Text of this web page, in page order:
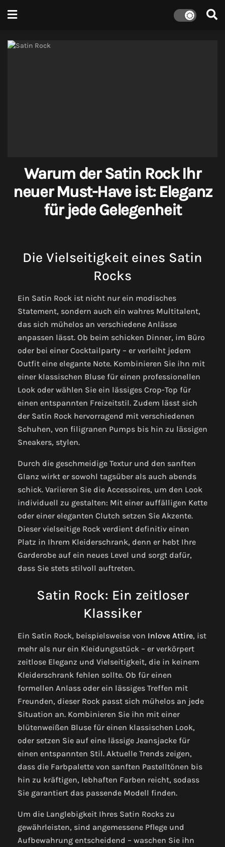
Warum der Satin Rock Ihr
neuer Must-Have ist: Eleganz
für jede Gelegenheit
Die Vielseitigkeit eines Satin
Rocks
Ein Satin Rock ist nicht nur ein modisches
Statement, sondern auch ein wahres Multitalent,
das sich mühelos an verschiedene Anlässe
anpassen lässt. Ob beim schicken Dinner, im Büro
oder bei einer Cocktailparty – er verleiht jedem
Outfit eine elegante Note. Kombinieren Sie ihn mit
einer klassischen Bluse für einen professionellen
Look oder wählen Sie ein lässiges Crop-Top für
einen entspannten Freizeitstil. Zudem lässt sich
der Satin Rock hervorragend mit verschiedenen
Schuhen, von filigranen Pumps bis hin zu lässigen
Sneakers, stylen.
Durch die geschmeidige Textur und den sanften
Glanz wirkt er sowohl tagsüber als auch abends
schick. Variieren Sie die Accessoires, um den Look
individuell zu gestalten: Mit einer auffälligen Kette
oder einer eleganten Clutch setzen Sie Akzente.
Dieser vielseitige Rock verdient definitiv einen
Platz in Ihrem Kleiderschrank, denn er hebt Ihre
Garderobe auf ein neues Level und sorgt dafür,
dass Sie stets stilvoll auftreten.
Satin Rock: Ein zeitloser
Klassiker
Ein Satin Rock, beispielsweise von Inlove Attire, ist
mehr als nur ein Kleidungsstück – er verkörpert
zeitlose Eleganz und Vielseitigkeit, die in keinem
Kleiderschrank fehlen sollte. Ob für einen
formellen Anlass oder ein lässiges Treffen mit
Freunden, dieser Rock passt sich mühelos an jede
Situation an. Kombinieren Sie ihn mit einer
blütenweißen Bluse für einen klassischen Look,
oder setzen Sie auf eine lässige Jeansjacke für
einen entspannten Stil. Aktuelle Trends zeigen,
dass die Farbpalette von sanften Pastelltönen bis
hin zu kräftigen, lebhaften Farben reicht, sodass
Sie garantiert das passende Modell finden.
Um die Langlebigkeit Ihres Satin Rocks zu
gewährleisten, sind angemessene Pflege und
Aufbewahrung entscheidend – waschen Sie ihn